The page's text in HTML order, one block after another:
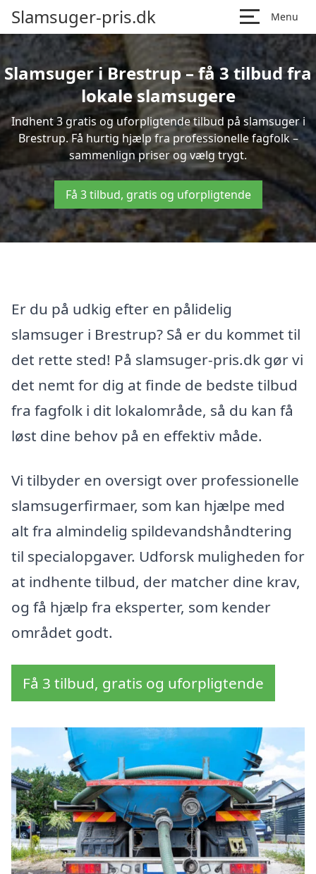
Slamsuger-pris.dk Menu
Slamsuger i Brestrup – få 3 tilbud fra
lokale slamsugere
Indhent 3 gratis og uforpligtende tilbud på slamsuger i
Brestrup. Få hurtig hjælp fra professionelle fagfolk –
sammenlign priser og vælg trygt.
Få 3 tilbud, gratis og uforpligtende
Er du på udkig efter en pålidelig
slamsuger i Brestrup? Så er du kommet til
det rette sted! På slamsuger-pris.dk gør vi
det nemt for dig at finde de bedste tilbud
fra fagfolk i dit lokalområde, så du kan få
løst dine behov på en effektiv måde.
Vi tilbyder en oversigt over professionelle
slamsugerfirmaer, som kan hjælpe med
alt fra almindelig spildevandshåndtering
til specialopgaver. Udforsk muligheden for
at indhente tilbud, der matcher dine krav,
og få hjælp fra eksperter, som kender
området godt.
Få 3 tilbud, gratis og uforpligtende